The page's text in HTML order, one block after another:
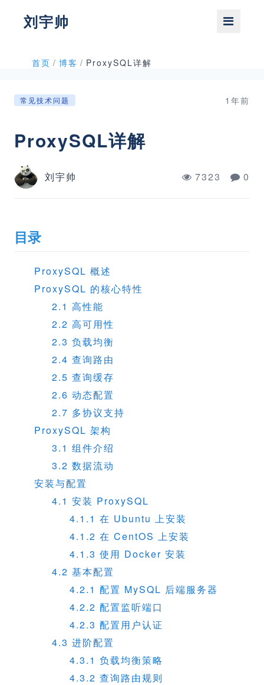
刘宇帅
首页 / 博客 / ProxySQL详解
常见技术问题 1年前
ProxySQL详解
刘宇帅 7323 0
目录
ProxySQL 概述
ProxySQL 的核心特性
2.1 高性能
2.2 高可用性
2.3 负载均衡
2.4 查询路由
2.5 查询缓存
2.6 动态配置
2.7 多协议支持
ProxySQL 架构
3.1 组件介绍
3.2 数据流动
安装与配置
4.1 安装 ProxySQL
4.1.1 在 Ubuntu 上安装
4.1.2 在 CentOS 上安装
4.1.3 使用 Docker 安装
4.2 基本配置
4.2.1 配置 MySQL 后端服务器
4.2.2 配置监听端口
4.2.3 配置用户认证
4.3 进阶配置
4.3.1 负载均衡策略
4.3.2 查询路由规则